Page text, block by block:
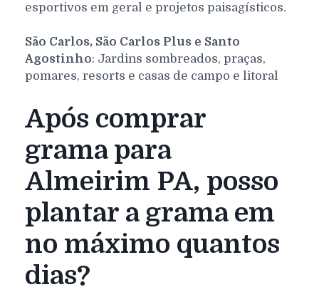
esportivos em geral e projetos paisagísticos.
São Carlos, São Carlos Plus e Santo
Agostinho: Jardins sombreados, praças,
pomares, resorts e casas de campo e litoral
Após comprar
grama para
Almeirim PA, posso
plantar a grama em
no máximo quantos
dias?